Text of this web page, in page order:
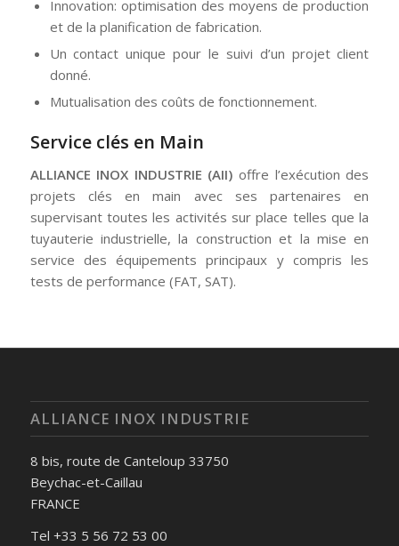
Innovation: optimisation des moyens de production
et de la planification de fabrication.
Un contact unique pour le suivi d’un projet client
donné.
Mutualisation des coûts de fonctionnement.
Service clés en Main
ALLIANCE INOX INDUSTRIE (AII) offre l’exécution des
projets clés en main avec ses partenaires en
supervisant toutes les activités sur place telles que la
tuyauterie industrielle, la construction et la mise en
service des équipements principaux y compris les
tests de performance (FAT, SAT).
ALLIANCE INOX INDUSTRIE
8 bis, route de Canteloup 33750
Beychac-et-Caillau
FRANCE
Tel +33 5 56 72 53 00